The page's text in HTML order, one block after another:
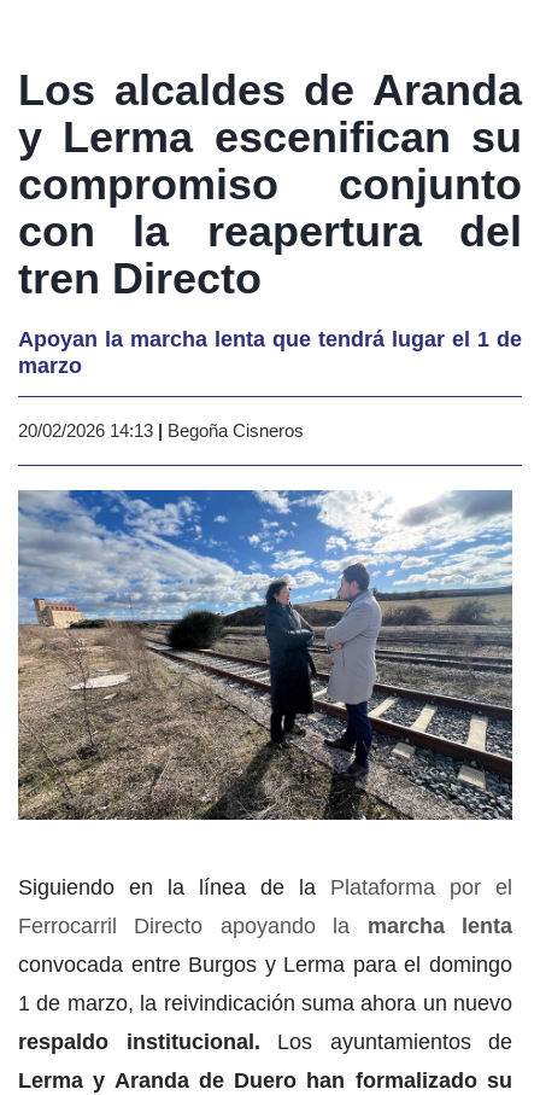
Los alcaldes de Aranda
y Lerma escenifican su
compromiso conjunto
con la reapertura del
tren Directo
Apoyan la marcha lenta que tendrá lugar el 1 de
marzo
20/02/2026 14:13 | Begoña Cisneros
Siguiendo en la línea de la Plataforma por el
Ferrocarril Directo apoyando la marcha lenta
convocada entre Burgos y Lerma para el domingo
1 de marzo, la reivindicación suma ahora un nuevo
respaldo institucional. Los ayuntamientos de
Lerma y Aranda de Duero han formalizado su